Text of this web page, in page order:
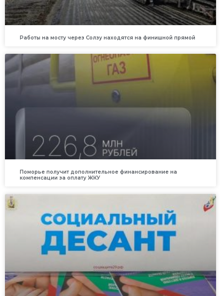
Работы на мосту через Солзу находятся на финишной прямой
Поморье получит дополнительное финансирование на
компенсации за оплату ЖКУ